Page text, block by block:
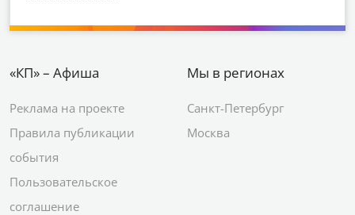
«КП» – Афиша
Реклама на проекте
Правила публикации
события
Пользовательское
соглашение
Мы в регионах
Санкт-Петербург
Москва